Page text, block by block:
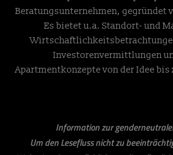
Beratungsunternehmen, gegründet
Es bietet u.a. Standort- und
Investorenvermittlungen
Apartmentkonzepte von der Idee
Information zur
Um den Lesefluss nicht zu